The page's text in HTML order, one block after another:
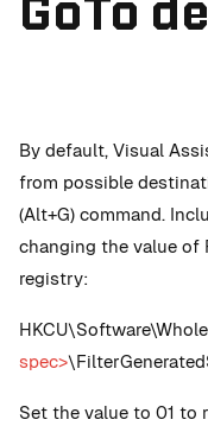
By default, Visual
from possible
(Alt+G) command.
changing the value of
registry:
spec>\
Set the value to 01 to